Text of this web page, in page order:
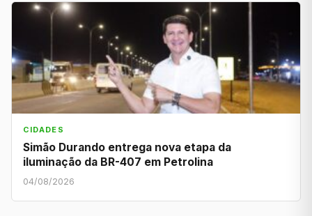
CIDADES
Simão Durando entrega nova etapa da
iluminação da BR-407 em Petrolina
04/08/2026